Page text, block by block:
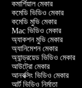
কমার্শিয়াল মেকার
কমেডি ভিডিও মেকার
কমেডি মুভি মেকার
Mac ভিডিও মেকার
অ্যাকশন মুভি মেকার
অ্যানিমেশন মেকার
অ্যান্ড্রয়েড ভিডিও মেকার
আউট্রো মেকার
আনবক্সিং ভিডিও মেকার
আর্ট ভিডিও নির্মাতা